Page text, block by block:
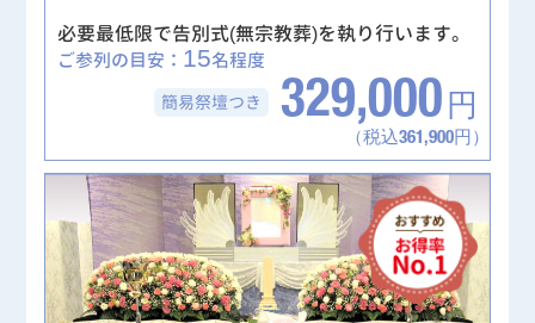
必要最低限で告別式(無宗教葬)を執り行います。
ご参列の目安： 15名程度
簡易祭壇つき 329,000 円
（税込361,900円）